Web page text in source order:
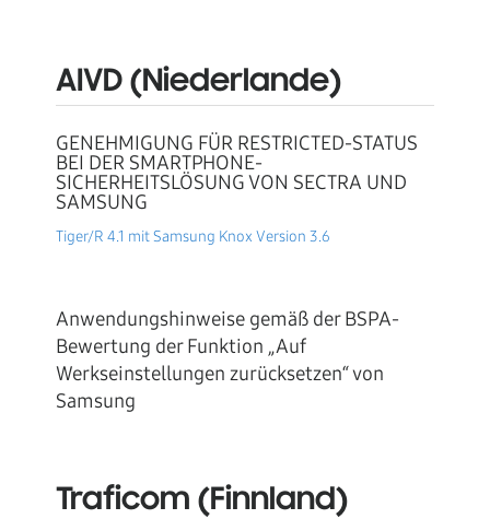
AIVD (Niederlande)
GENEHMIGUNG FÜR RESTRICTED-STATUS
BEI DER SMARTPHONE-
SICHERHEITSLÖSUNG VON SECTRA UND
SAMSUNG
Tiger/R 4.1 mit Samsung Knox Version 3.6
Anwendungshinweise gemäß der BSPA-
Bewertung der Funktion „Auf
Werkseinstellungen zurücksetzen“ von
Samsung
Traficom (Finnland)